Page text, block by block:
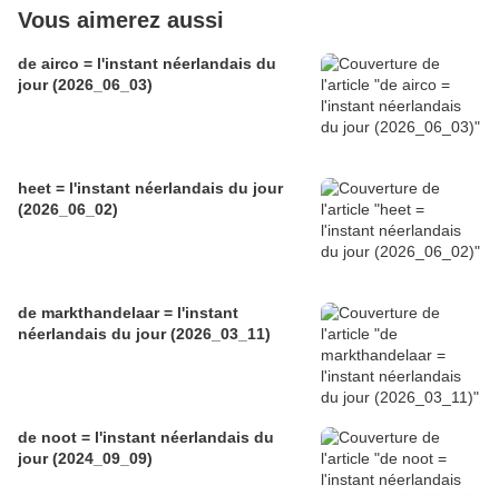
Vous aimerez aussi
de airco = l'instant néerlandais du
jour (2026_06_03)
heet = l'instant néerlandais du jour
(2026_06_02)
de markthandelaar = l'instant
néerlandais du jour (2026_03_11)
de noot = l'instant néerlandais du
jour (2024_09_09)